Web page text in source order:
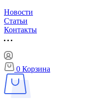
Новости
Статьи
Контакты
0 Корзина